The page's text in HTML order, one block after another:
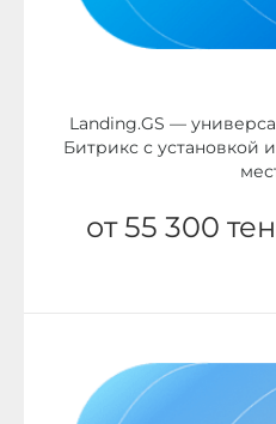
Landing.GS —
Битрикс с установкой
от 55 300